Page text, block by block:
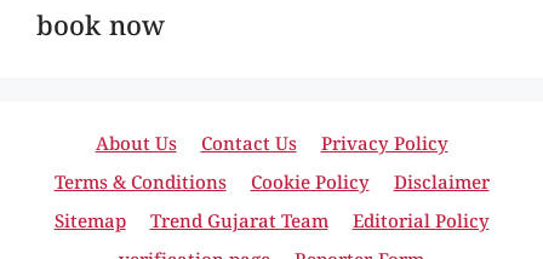
book now
About Us Contact Us
Privacy Policy
Terms & Conditions
Cookie Policy
Disclaimer
Sitemap
Trend Gujarat Team
Editorial Policy